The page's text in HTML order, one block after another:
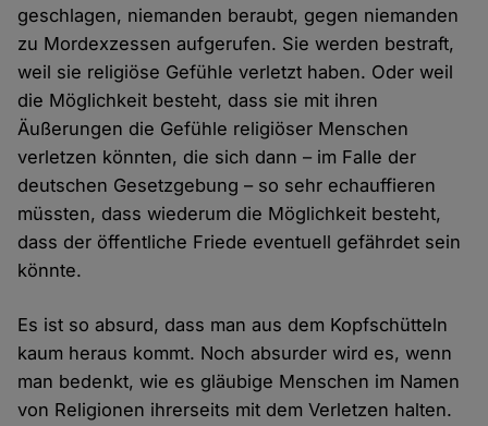
geschlagen, niemanden beraubt, gegen niemanden
zu Mordexzessen aufgerufen. Sie werden bestraft,
weil sie religiöse Gefühle verletzt haben. Oder weil
die Möglichkeit besteht, dass sie mit ihren
Äußerungen die Gefühle religiöser Menschen
verletzen könnten, die sich dann – im Falle der
deutschen Gesetzgebung – so sehr echauffieren
müssten, dass wiederum die Möglichkeit besteht,
dass der öffentliche Friede eventuell gefährdet sein
könnte.
Es ist so absurd, dass man aus dem Kopfschütteln
kaum heraus kommt. Noch absurder wird es, wenn
man bedenkt, wie es gläubige Menschen im Namen
von Religionen ihrerseits mit dem Verletzen halten.